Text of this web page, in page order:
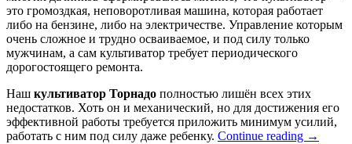
это громоздкая, неповоротливая машина, которая работает
либо на бензине, либо на электричестве. Управление которым
очень сложное и трудно осваиваемое, и под силу только
мужчинам, а сам культиватор требует периодического
дорогостоящего ремонта.
Наш культиватор Торнадо полностью лишён всех этих
недостатков. Хоть он и механический, но для достижения его
эффективной работы требуется приложить минимум усилий,
работать с ним под силу даже ребенку. Continue reading →